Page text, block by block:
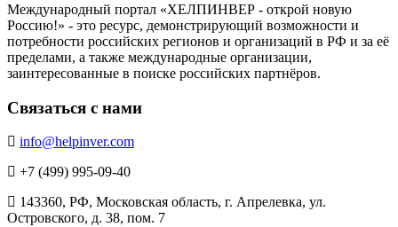
Международный портал «ХЕЛПИНВЕР - открой новую
Россию!» - это ресурс, демонстрирующий возможности и
потребности российских регионов и организаций в РФ и за её
пределами, а также международные организации,
заинтересованные в поиске российских партнёров.
Связаться с нами
info@helpinver.com
+7 (499) 995-09-40
143360, РФ, Московская область, г. Апрелевка, ул.
Островского, д. 38, пом. 7